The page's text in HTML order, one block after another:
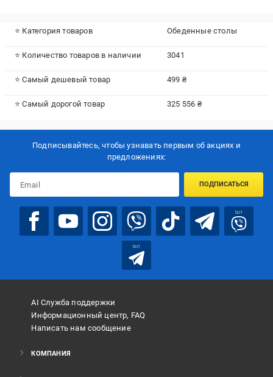
⭐ Категория товаров Обеденные столы
⭐ Количество товаров в наличии 3041
⭐ Самый дешевый товар 499 ₴
⭐ Самый дорогой товар 325 556 ₴
Подписывайтесь, чтобы узнавать первым об акцияx и
предложениях:
ПОДПИСАТЬСЯ
bot
bot
AI Служба поддержки
Информационный центр, FAQ
Написать нам сообщение
КОМПАНИЯ